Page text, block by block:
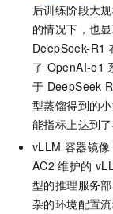
后训练阶段大
的情况下，也
DeepSeek-R1
了 OpenAI-o1
于 DeepSeek-
型蒸馏得到的
能指标上达到
vLLM 容器镜像
AC2 维护的
型的推理服务
杂的环境配置